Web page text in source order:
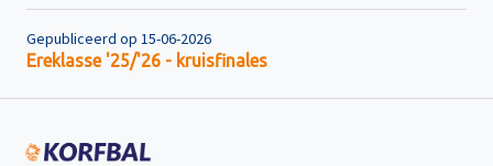
Gepubliceerd op 15-06-2026
Ereklasse '25/'26 - kruisfinales